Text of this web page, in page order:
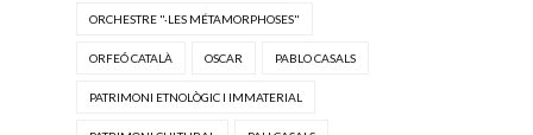
ORCHESTRE "·LES MÉTAMORPHOSES"
ORFEÓ CATALÀ OSCAR PABLO CASALS
PATRIMONI ETNOLÒGIC I IMMATERIAL